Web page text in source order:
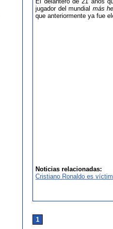
jugador del mundial más
que anteriormente ya fue
Noticias relacionadas:
Cristiano Ronaldo es
1